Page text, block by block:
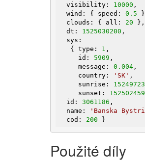
  visibility:
10000 ,
  wind: { speed:
0.5
  clouds: { all:
20 },
  dt:
1525030200 ,
   { type:
1 ,
     id:
5909 ,
     message:
0.004 ,
     country:
'SK' ,
     sunrise:
     sunset:
  id:
3061186 ,
  name:
'Banska
  cod:
200 }
Použité díly